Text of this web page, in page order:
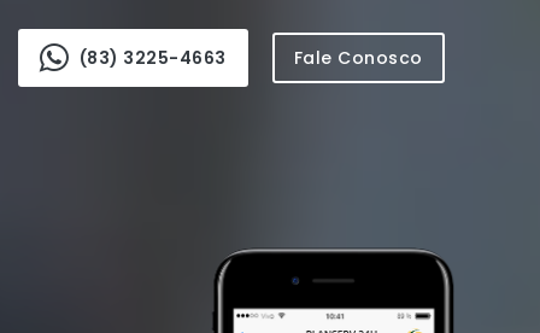
(83) 3225-4663 Fale Conosco